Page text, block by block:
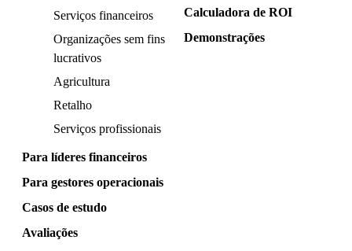
Serviços financeiros
Organizações sem fins
lucrativos
Agricultura
Retalho
Serviços profissionais
Para líderes financeiros
Para gestores operacionais
Casos de estudo
Avaliações
Calculadora de ROI
Demonstrações